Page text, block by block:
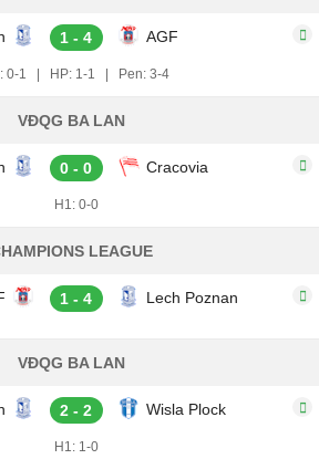
1 - 4 AGF
0-1 HP: 1-1 Pen: 3-4
VĐQG BA LAN
0 - 0 Cracovia
H1: 0-0
LEAGUE
1 - 4 Lech Poznan
VĐQG BA LAN
2 - 2 Wisla Plock
H1: 1-0